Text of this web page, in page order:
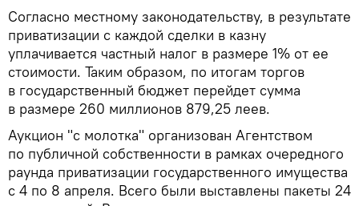
Согласно местному законодательству, в результате
приватизации с каждой сделки в казну
уплачивается частный налог в размере 1% от ее
стоимости. Таким образом, по итогам торгов
в государственный бюджет перейдет сумма
в размере 260 миллионов 879,25 леев.
Аукцион "с молотка" организован Агентством
по публичной собственности в рамках очередного
раунда приватизации государственного имущества
с 4 по 8 апреля. Всего были выставлены пакеты 24